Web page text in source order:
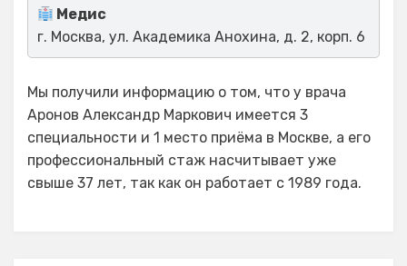
Медис
г. Москва, ул. Академика Анохина, д. 2, корп. 6
Мы получили информацию о том, что у врача
Аронов Александр Маркович имеется 3
специальности и 1 место приёма в Москве, а его
профессиональный стаж насчитывает уже
свыше 37 лет, так как он работает с 1989 года.